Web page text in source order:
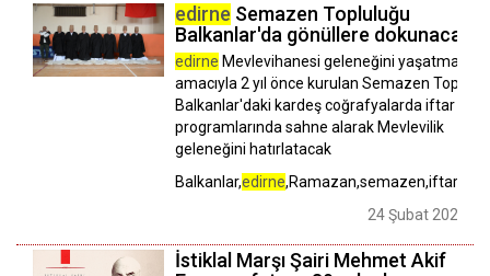
edirne Semazen Topluluğu
Balkanlar'da gönüllere dokunacak
edirne Mevlevihanesi geleneğini yaşatmak
amacıyla 2 yıl önce kurulan Semazen
Balkanlar'daki kardeş coğrafyalarda iftar
programlarında sahne alarak Mevlevilik
geleneğini hatırlatacak
Balkanlar,edirne
24 Şubat 2026
İstiklal Marşı Şairi Mehmet Akif